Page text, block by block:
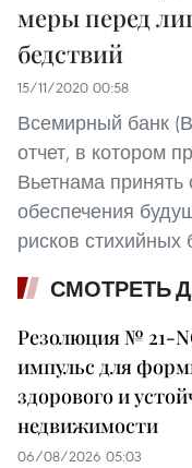
меры перед
бедствий
15/11/2020 00:58
Всемирный банк
отчет, в котором
Вьетнама
обеспечения
рисков стихийных
СМОТРЕТЬ
Резолюция № 21-
импульс для
здорового и
недвижимости
06/08/2026 05:03